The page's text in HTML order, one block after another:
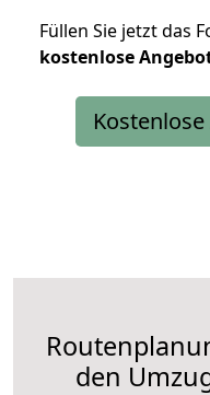
Füllen Sie jetzt das
kostenlose
den